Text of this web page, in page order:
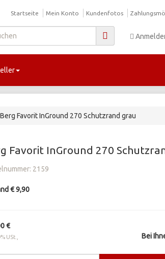
Startseite Mein Konto Kundenfotos
Berg Favorit InGround 270 Schutzrand grau
Favorit InGround 270
2159
€ 9,90
€
USt.,
Bei